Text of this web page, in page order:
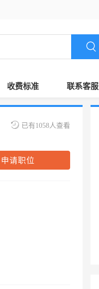
收费标准 联系客服
已有1058人查看
申请职位